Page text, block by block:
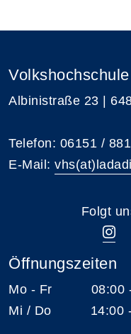
Albinistraße 23 |
Telefon: 06151 /
E-Mail:
Folgt
Öffnungszeiten
Mo - Fr 08:00 -
Mi / Do 14:00 -